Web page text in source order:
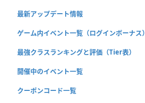
最新アップデート情報
ゲーム内イベント一覧（ログインボーナス）
最強クラスランキングと評価（Tier表）
開催中のイベント一覧
クーポンコード一覧